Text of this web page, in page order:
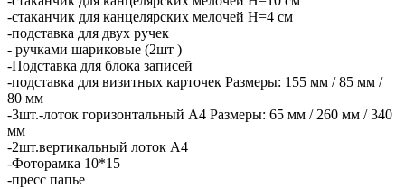
-стаканчик для канцелярских мелочей H=4 см
-подставка для двух ручек
- ручками шариковые (2шт )
-Подставка для блока записей
-подставка для визитных карточек Размеры: 155 мм / 85 мм /
80 мм
-3шт.-лоток горизонтальный А4 Размеры: 65 мм / 260 мм / 340
мм
-2шт.вертикальный лоток А4
-Фоторамка 10*15
-пресс папье